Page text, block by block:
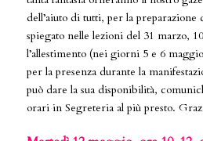
dell’aiuto di tutti, per la
spiegato nelle lezioni del 31 marzo,
l’allestimento (nei giorni 5 e 6
per la presenza durante la
può dare la sua disponibilità,
orari in Segreteria al più presto.